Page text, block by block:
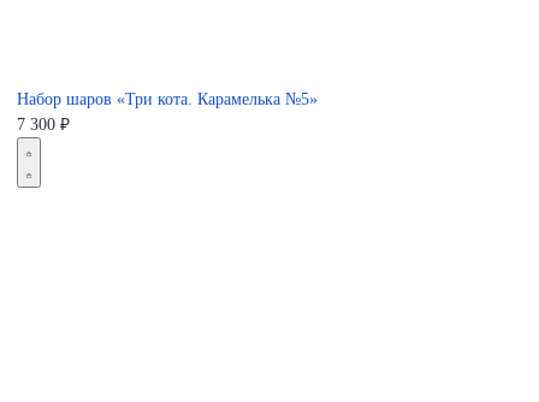
Набор шаров «Три кота. Карамелька №5»
7 300 ₽